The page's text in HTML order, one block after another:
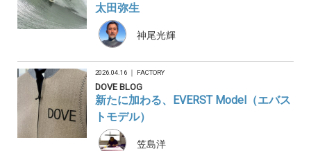
太田弥生
神尾光輝
2026.04.16 ｜ FACTORY
DOVE BLOG
新たに加わる、EVERST Model（エバス
トモデル）
笠島洋